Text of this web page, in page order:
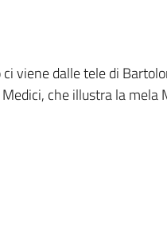
viene dalle tele di
che illustra la mela